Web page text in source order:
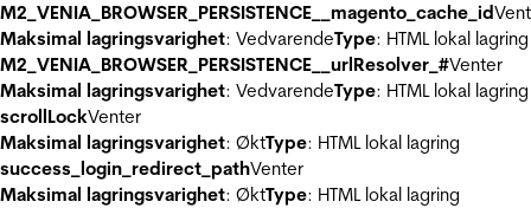
M2_VENIA_BROWSER_PERSISTENCE__magento_cache_id
Maksimal lagringsvarighet: VedvarendeType: HTML lokal lagring
M2_VENIA_BROWSER_PERSISTENCE__urlResolver_#Venter
Maksimal lagringsvarighet: VedvarendeType: HTML lokal lagring
scrollLockVenter
Maksimal lagringsvarighet: ØktType: HTML lokal lagring
success_login_redirect_pathVenter
Maksimal lagringsvarighet: ØktType: HTML lokal lagring